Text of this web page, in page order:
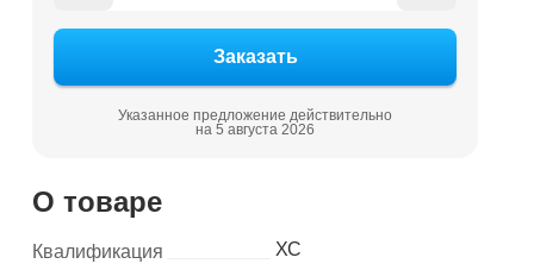
Указанное предложение действительно
на 5 августа 2026
О товаре
Квалификация ХС